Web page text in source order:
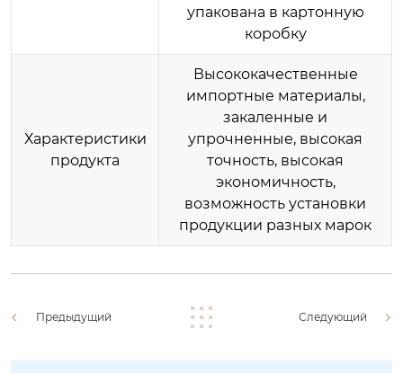
упакована в картонную
коробку
Характеристики
продукта
Высококачественные
импортные материалы,
закаленные и
упрочненные, высокая
точность, высокая
экономичность,
возможность установки
продукции разных марок
Предыдущий Следующий